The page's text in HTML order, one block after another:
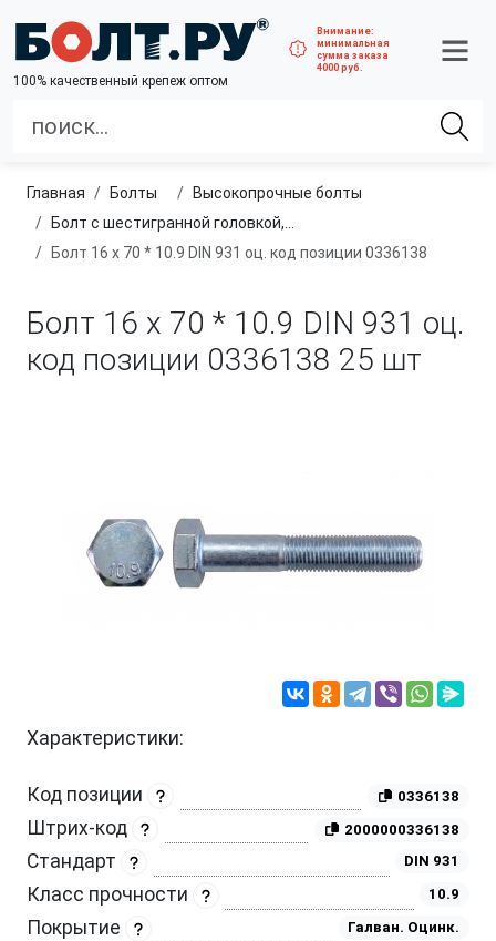
100% качественный крепеж оптом
Внимание:
минимальная
сумма заказа
4000 руб.
Главная болты
высокопрочные болты
Болт с шестигранной головкой, неполная резьба, класс прочности 10.9 и 12.9
Болт 16 х 70 * 10.9 DIN 931 оц. код позиции 0336138
Болт 16 х 70 * 10.9 DIN 931 оц.
код позиции 0336138 25 шт
Характеристики:
Код позиции 0336138
Штрих-код 2000000336138
Стандарт DIN 931
Класс прочности 10.9
Покрытие Галван. Оцинк.